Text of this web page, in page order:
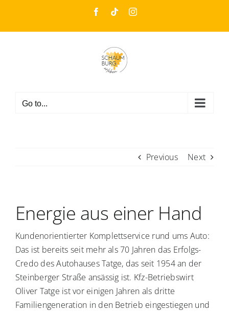
content
Facebook
TiktokInstagram
Go to...
Previous Next
Energie aus einer Hand
Kundenorientierter Komplettservice rund ums Auto:
Das ist bereits seit mehr als 70 Jahren das Erfolgs-
Credo des Autohauses Tatge, das seit 1954 an der
Steinberger Straße ansässig ist. Kfz-Betriebswirt
Oliver Tatge ist vor einigen Jahren als dritte
Familiengeneration in den Betrieb eingestiegen und